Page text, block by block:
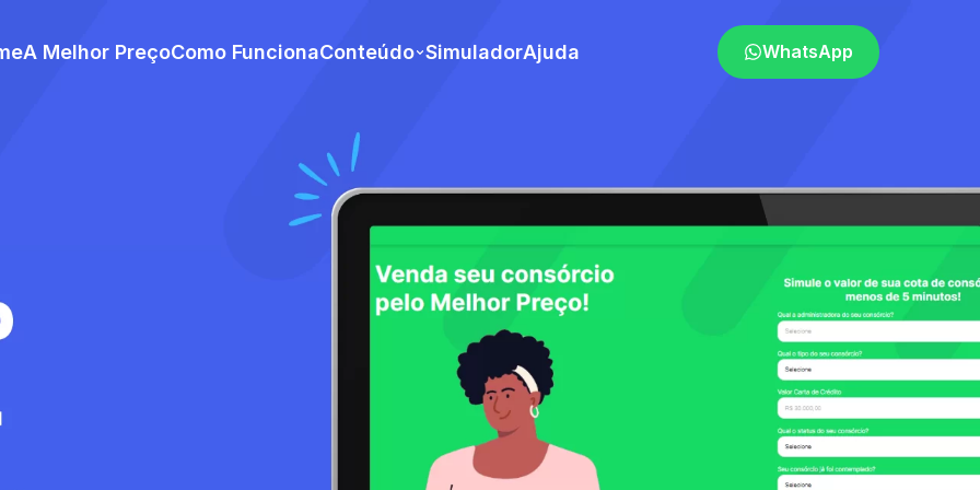
A Melhor PreçoComo FuncionaConteúdo SimuladorAjuda WhatsApp